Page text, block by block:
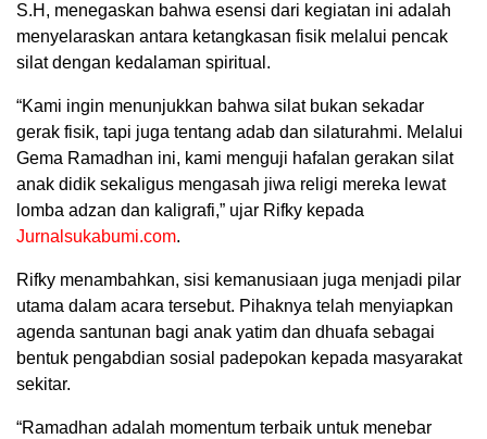
S.H, menegaskan bahwa esensi dari kegiatan ini adalah
menyelaraskan antara ketangkasan fisik melalui pencak
silat dengan kedalaman spiritual.
“Kami ingin menunjukkan bahwa silat bukan sekadar
gerak fisik, tapi juga tentang adab dan silaturahmi. Melalui
Gema Ramadhan ini, kami menguji hafalan gerakan silat
anak didik sekaligus mengasah jiwa religi mereka lewat
lomba adzan dan kaligrafi,” ujar Rifky kepada
Jurnalsukabumi.com.
Rifky menambahkan, sisi kemanusiaan juga menjadi pilar
utama dalam acara tersebut. Pihaknya telah menyiapkan
agenda santunan bagi anak yatim dan dhuafa sebagai
bentuk pengabdian sosial padepokan kepada masyarakat
sekitar.
“Ramadhan adalah momentum terbaik untuk menebar